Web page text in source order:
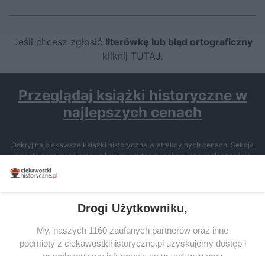
Jeśli chcesz zgłosić literówkę lub błąd ortograficzny
kliknij TUTAJ.
Przeglądaj książki historyczne w
najlepszych cenach
Odkryj najciekawsze książki historyczne w atrakcyjnych cenach. Sekcja
powstała we współpracy z Lubimyczytac.pl, największą społecznością
miłośników literatury w Polsce – dzięki temu możesz wybierać spośród
tytułów najwyżej ocenianych przez czytelników.
SERWIS
Drogi Użytkowniku,
My, naszych 1160 zaufanych partnerów oraz inne
podmioty z ciekawostkihistoryczne.pl uzyskujemy dostęp i